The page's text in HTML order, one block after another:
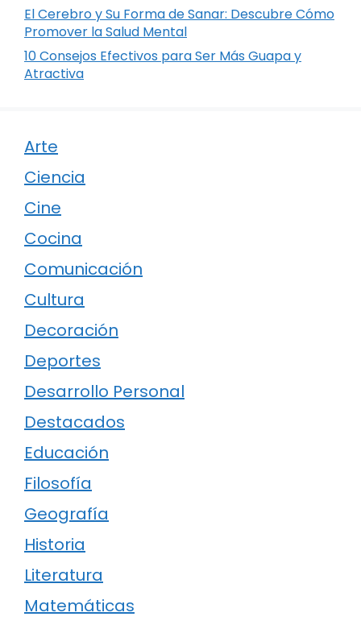
El Cerebro y Su Forma de Sanar: Descubre Cómo
Promover la Salud Mental
10 Consejos Efectivos para Ser Más Guapa y
Atractiva
Arte
Ciencia
Cine
Cocina
Comunicación
Cultura
Decoración
Deportes
Desarrollo Personal
Destacados
Educación
Filosofía
Geografía
Historia
Literatura
Matemáticas